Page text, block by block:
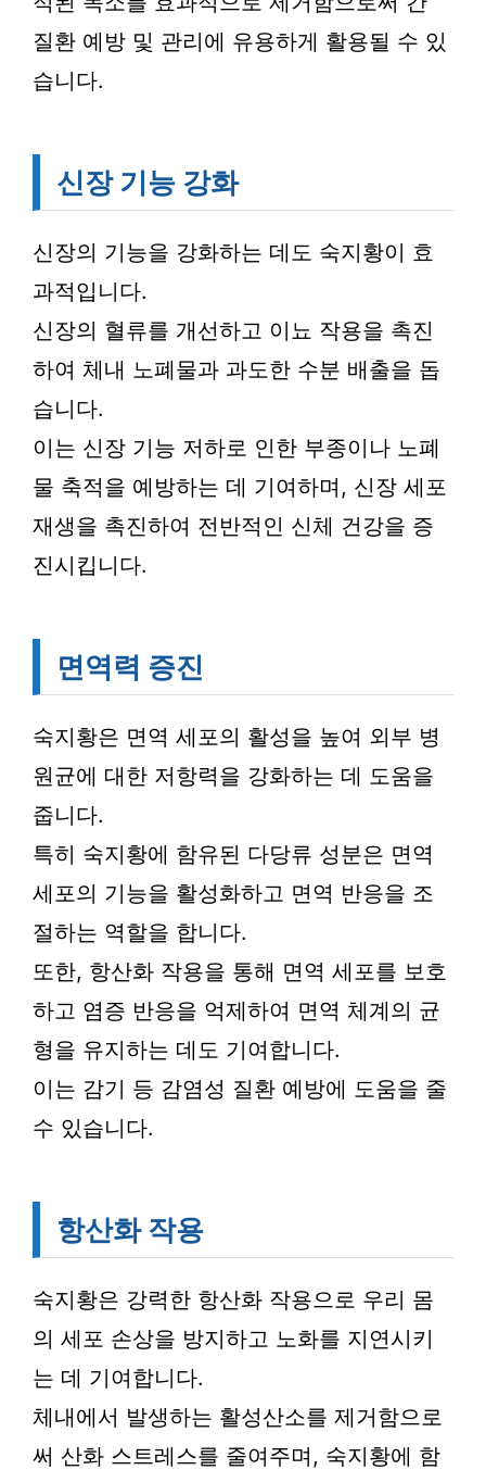
질환 예방 및 관리에 유용하게 활용될 수 있
습니다.
신장 기능 강화
신장의 기능을 강화하는 데도 숙지황이 효
과적입니다.
신장의 혈류를 개선하고 이뇨 작용을 촉진
하여 체내 노폐물과 과도한 수분 배출을 돕
습니다.
이는 신장 기능 저하로 인한 부종이나 노폐
물 축적을 예방하는 데 기여하며, 신장 세포
재생을 촉진하여 전반적인 신체 건강을 증
진시킵니다.
면역력 증진
숙지황은 면역 세포의 활성을 높여 외부 병
원균에 대한 저항력을 강화하는 데 도움을
줍니다.
특히 숙지황에 함유된 다당류 성분은 면역
세포의 기능을 활성화하고 면역 반응을 조
절하는 역할을 합니다.
또한, 항산화 작용을 통해 면역 세포를 보호
하고 염증 반응을 억제하여 면역 체계의 균
형을 유지하는 데도 기여합니다.
이는 감기 등 감염성 질환 예방에 도움을 줄
수 있습니다.
항산화 작용
숙지황은 강력한 항산화 작용으로 우리 몸
의 세포 손상을 방지하고 노화를 지연시키
는 데 기여합니다.
체내에서 발생하는 활성산소를 제거함으로
써 산화 스트레스를 줄여주며, 숙지황에 함